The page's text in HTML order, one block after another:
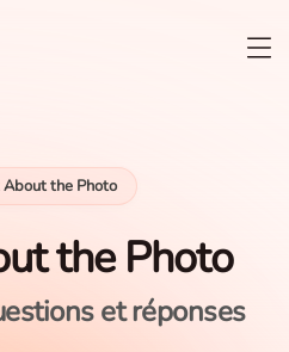
About the Photo
the Photo
et réponses